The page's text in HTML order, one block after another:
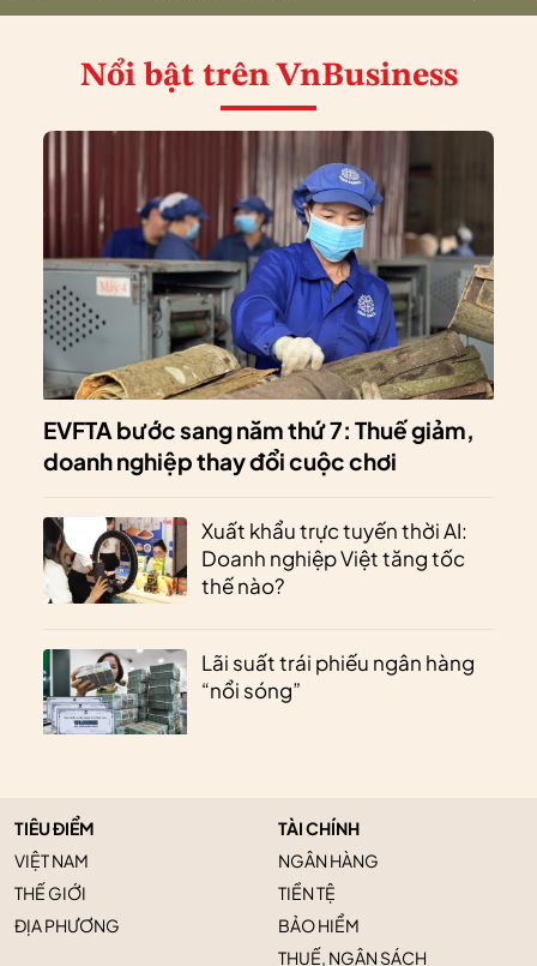
Nổi bật trên VnBusiness
EVFTA bước sang năm thứ 7: Thuế giảm,
doanh nghiệp thay đổi cuộc chơi
Xuất khẩu trực tuyến thời AI:
Doanh nghiệp Việt tăng tốc
thế nào?
Lãi suất trái phiếu ngân hàng
“nổi sóng”
TIÊU ĐIỂM
VIỆT NAM
THẾ GIỚI
ĐỊA PHƯƠNG
TÀI CHÍNH
NGÂN HÀNG
TIỀN TỆ
BẢO HIỂM
THUẾ, NGÂN SÁCH